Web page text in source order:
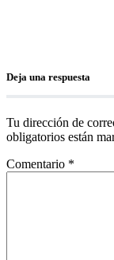
Deja una respuesta
Tu dirección de
obligatorios están
Comentario *